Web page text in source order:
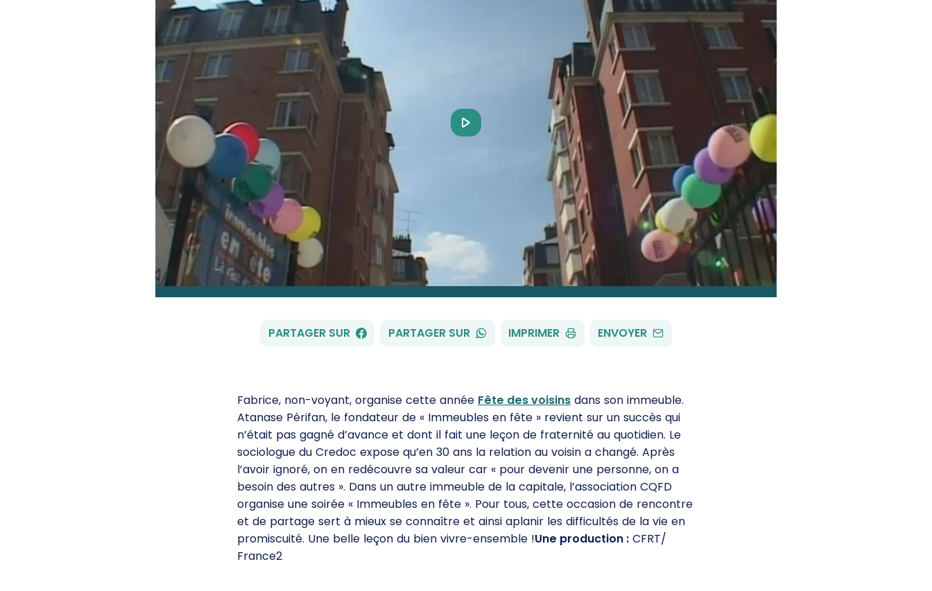
PARTAGER SUR FACEBOOK
PARTAGER SUR WHATSAPP
IMPRIMER ENVOYER PAR
Fabrice, non-voyant, organise cette année Fête des voisins dans son immeuble.
Atanase Périfan, le fondateur de « Immeubles en fête » revient sur un succès qui
n’était pas gagné d’avance et dont il fait une leçon de fraternité au quotidien. Le
sociologue du Credoc expose qu’en 30 ans la relation au voisin a changé. Après
l’avoir ignoré, on en redécouvre sa valeur car « pour devenir une personne, on a
besoin des autres ». Dans un autre immeuble de la capitale, l’association CQFD
organise une soirée « Immeubles en fête ». Pour tous, cette occasion de rencontre
et de partage sert à mieux se connaître et ainsi aplanir les difficultés de la vie en
promiscuité. Une belle leçon du bien vivre-ensemble !Une production : CFRT/
France2